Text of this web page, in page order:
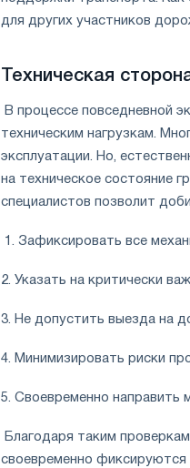
для других участников
Техническая
В процессе повседневной
техническим нагрузкам.
эксплуатации. Но,
на техническое состояние
специалистов позволит
1. Зафиксировать все
2. Указать на критически
3. Не допустить выезда на
4. Минимизировать риски
5. Своевременно направить
Благодаря таким
своевременно фиксируются